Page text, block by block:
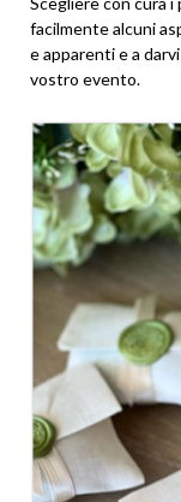
facilmente alcuni
e apparenti e a
vostro evento.